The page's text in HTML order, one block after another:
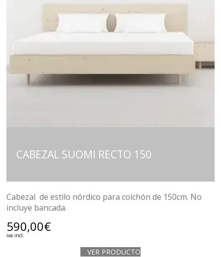
CABEZAL SUOMI RECTO 150
Cabezal de estilo nórdico para colchón de 150cm. No
incluye bancada.
590,00€
iva incl.
VER PRODUCTO